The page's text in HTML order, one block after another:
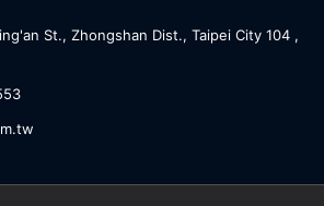
St., Zhongshan Dist., Taipei City 104 ,